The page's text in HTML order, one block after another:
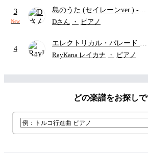
3
New
島のうた (セイレーンver.) -
セイレーン(CV.鈴木みのり)
ード・ペダル付き/『映画ちい
かわ 人魚の島のひみつ』よ
Dさん ・ ピアノ
4
エレクトリカル・パレード
ディズニー
RayKana レイカナ ・ ピアノ
どの楽譜をお探しで